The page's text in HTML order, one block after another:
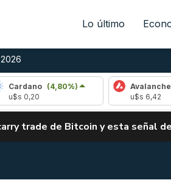
Lo último
(4,80%)
Avalanche
(-
u$s 6,42
trade de Bitcoin y esta señal